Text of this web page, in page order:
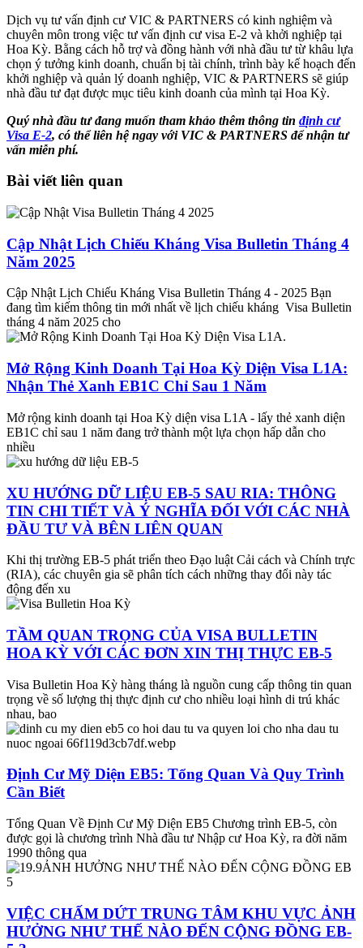
Dịch vụ tư vấn định cư VIC & PARTNERS có kinh nghiệm và
chuyên môn trong việc tư vấn định cư visa E-2 và khởi nghiệp tại
Hoa Kỳ. Bằng cách hỗ trợ và đồng hành với nhà đầu tư từ khâu lựa
chọn ý tưởng kinh doanh, chuẩn bị tài chính, trình bày kế hoạch đến
khởi nghiệp và quản lý doanh nghiệp, VIC & PARTNERS sẽ giúp
nhà đầu tư đạt được mục tiêu kinh doanh của mình tại Hoa Kỳ.
Quý nhà đầu tư đang muốn tham khảo thêm thông tin định cư
Visa E-2, có thể liên hệ ngay với VIC & PARTNERS để nhận tư
vấn miễn phí.
Bài viết liên quan
Cập Nhật Lịch Chiếu Kháng Visa Bulletin Tháng 4
Năm 2025
Cập Nhật Lịch Chiếu Kháng Visa Bulletin Tháng 4 - 2025 Bạn
đang tìm kiếm thông tin mới nhất về lịch chiếu kháng Visa Bulletin
tháng 4 năm 2025 cho
Mở Rộng Kinh Doanh Tại Hoa Kỳ Diện Visa L1A:
Nhận Thẻ Xanh EB1C Chỉ Sau 1 Năm
Mở rộng kinh doanh tại Hoa Kỳ diện visa L1A - lấy thẻ xanh diện
EB1C chỉ sau 1 năm đang trở thành một lựa chọn hấp dẫn cho
nhiều
XU HƯỚNG DỮ LIỆU EB-5 SAU RIA: THÔNG
TIN CHI TIẾT VÀ Ý NGHĨA ĐỐI VỚI CÁC NHÀ
ĐẦU TƯ VÀ BÊN LIÊN QUAN
Khi thị trường EB-5 phát triển theo Đạo luật Cải cách và Chính trực
(RIA), các chuyên gia sẽ phân tích cách những thay đổi này tác
động đến xu
TẦM QUAN TRỌNG CỦA VISA BULLETIN
HOA KỲ VỚI CÁC ĐƠN XIN THỊ THỰC EB-5
Visa Bulletin Hoa Kỳ hàng tháng là nguồn cung cấp thông tin quan
trọng về số lượng thị thực định cư cho nhiều loại hình di trú khác
nhau, bao
Định Cư Mỹ Diện EB5: Tổng Quan Và Quy Trình
Cần Biết
Tổng Quan Về Định Cư Mỹ Diện EB5 Chương trình EB-5, còn
được gọi là chương trình Nhà đầu tư Nhập cư Hoa Kỳ, ra đời năm
1990 thông qua
VIỆC CHẤM DỨT TRUNG TÂM KHU VỰC ẢNH
HƯỞNG NHƯ THẾ NÀO ĐẾN CỘNG ĐỒNG EB-